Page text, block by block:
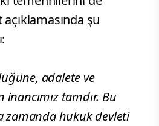
şu
adalete ve
tamdır. Bu
zamanda hukuk devleti